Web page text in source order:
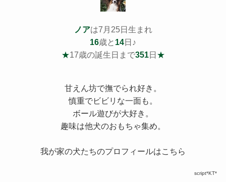
ノアは7月25日生まれ
16歳と 14日♪
★17歳の誕生日まで351日 ★
甘えん坊で撫でられ好き。
慎重でビビリな一面も。
ボール遊びが大好き。
趣味は他犬のおもちゃ集め。
我が家の犬たちのプロフィールはこちら
script*KT*